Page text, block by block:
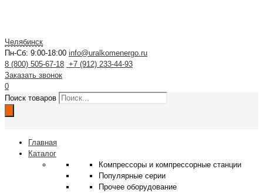
Челябинск
Пн-Сб: 9:00-18:00 info@uralkomenergo.ru
8 (800) 505-67-18 +7 (912) 233-44-93
Заказать звонок
0
Поиск товаров
Главная
Каталог
Компрессоры и компрессорные станции
Популярные серии
Прочее оборудование